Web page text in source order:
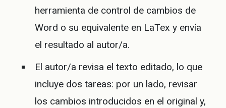
herramienta de control de cambios de
Word o su equivalente en LaTex y envía
el resultado al autor/a.
El autor/a revisa el texto editado, lo que
incluye dos tareas: por un lado, revisar
los cambios introducidos en el original y,